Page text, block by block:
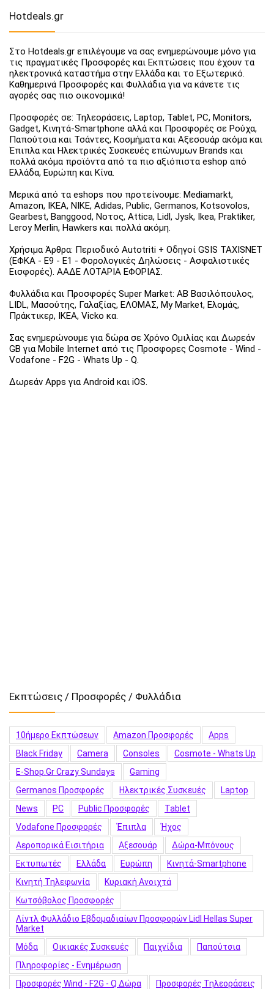
Hotdeals.gr
Στο Hotdeals.gr επιλέγουμε να σας ενημερώνουμε μόνο για
τις πραγματικές Προσφορές και Εκπτώσεις που έχουν τα
ηλεκτρονικά καταστήμα στην Ελλάδα και το Εξωτερικό.
Καθημερινά Προσφορές και Φυλλάδια για να κάνετε τις
αγορές σας πιο οικονομικά!
Προσφορές σε: Τηλεοράσεις, Laptop, Tablet, PC, Monitors,
Gadget, Κινητά-Smartphone αλλά και Προσφορές σε Ρούχα,
Παπούτσια και Τσάντες, Κοσμήματα και Αξεσουάρ ακόμα και
Έπιπλα και Ηλεκτρικές Συσκευές επώνυμων Brands και
πολλά ακόμα προϊόντα από τα πιο αξιόπιστα eshop από
Ελλάδα, Ευρώπη και Κίνα.
Μερικά από τα eshops που προτείνουμε: Mediamarkt,
Amazon, IKEA, NIKE, Adidas, Public, Germanos, Kotsovolos,
Gearbest, Banggood, Νοτος, Attica, Lidl, Jysk, Ikea, Praktiker,
Leroy Merlin, Hawkers και πολλά ακόμη.
Χρήσιμα Άρθρα: Περιοδικό Autotriti + Οδηγοί GSIS TAXISNET
(ΕΦΚΑ - Ε9 - Ε1 - Φορολογικές Δηλώσεις - Ασφαλιστικές
Εισφορές). ΑΑΔΕ ΛΟΤΑΡΙΑ ΕΦΟΡΙΑΣ.
Φυλλάδια και Προσφορές Super Market: ΑΒ Βασιλόπουλος,
LIDL, Μασούτης, Γαλαξίας, ΕΛΟΜΑΣ, My Market, Ελομάς,
Πράκτικερ, ΙΚΕΑ, Vicko κα.
Σας ενημερώνουμε για δώρα σε Χρόνο Ομιλίας και Δωρεάν
GB για Mobile Internet από τις Προσφορες Cosmote - Wind -
Vodafone - F2G - Whats Up - Q.
Δωρεάν Apps για Android και iOS.
Εκπτώσεις / Προσφορές / Φυλλάδια
10ήμερο Εκπτώσεων Amazon Προσφορές
Apps
Black Friday
Camera Consoles
Cosmote - Whats Up
E-Shop.gr Crazy Sundays
Gaming
Germanos Προσφορές
Hλεκτρικές Συσκευές
Laptop
News
PC Public Προσφορές
Tablet
Vodafone Προσφορές
Έπιπλα
Ήχος
Αεροπορικά Εισιτήρια
Αξεσουάρ
Δώρα-Μπόνους
Εκτυπωτές
Ελλάδα Ευρώπη
Κινητά-Smartphone
Κινητή Τηλεφωνία
Κυριακή Ανοιχτά
Κωτσόβολος Προσφορές
Λίντλ Φυλλάδιο Εβδομαδιαίων Προσφορών Lidl Hellas Super
Market
Μόδα
Οικιακές Συσκευές Παιχνίδια
Παπούτσια
Πληροφορίες - Ενημέρωση
Προσφορές Wind - F2G - Q Δώρα
Προσφορές Τηλεοράσεις